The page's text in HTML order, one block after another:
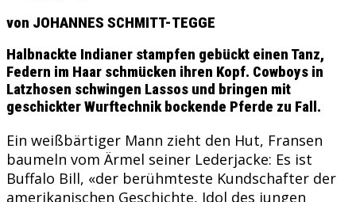
von JOHANNES SCHMITT-TEGGE
Halbnackte Indianer stampfen gebückt einen Tanz,
Federn im Haar schmücken ihren Kopf. Cowboys in
Latzhosen schwingen Lassos und bringen mit
geschickter Wurftechnik bockende Pferde zu Fall.
Ein weißbärtiger Mann zieht den Hut, Fransen
baumeln vom Ärmel seiner Lederjacke: Es ist
Buffalo Bill, «der berühmteste Kundschafter der
amerikanischen Geschichte, Idol des jungen